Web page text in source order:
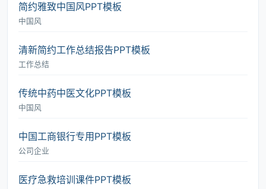
简约雅致中国风PPT模板
中国风
清新简约工作总结报告PPT模板
工作总结
传统中药中医文化PPT模板
中国风
中国工商银行专用PPT模板
公司企业
医疗急救培训课件PPT模板